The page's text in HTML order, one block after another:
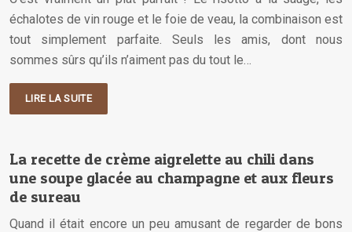
échalotes de vin rouge et le foie de veau, la combinaison est
tout simplement parfaite. Seuls les amis, dont nous
sommes sûrs qu’ils n’aiment pas du tout le…
LIRE LA SUITE
La recette de crème aigrelette au chili dans
une soupe glacée au champagne et aux fleurs
de sureau
Quand il était encore un peu amusant de regarder de bons